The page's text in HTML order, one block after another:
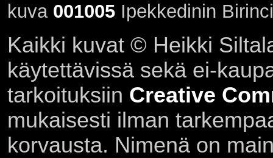
kuva 001005Ipekkedinin
Kaikki kuvat © Heikki
käytettävissä sekä ei-
tarkoituksiin Creative
mukaisesti ilman
korvausta. Nimenä on